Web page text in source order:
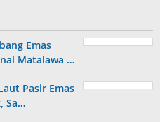
Emas
Matalawa …
Pasir Emas
Sa…